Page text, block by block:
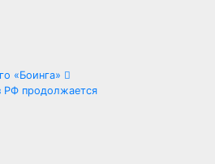
«Боинга»
РФ продолжается